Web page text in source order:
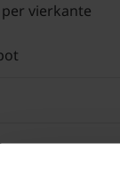
vierkante